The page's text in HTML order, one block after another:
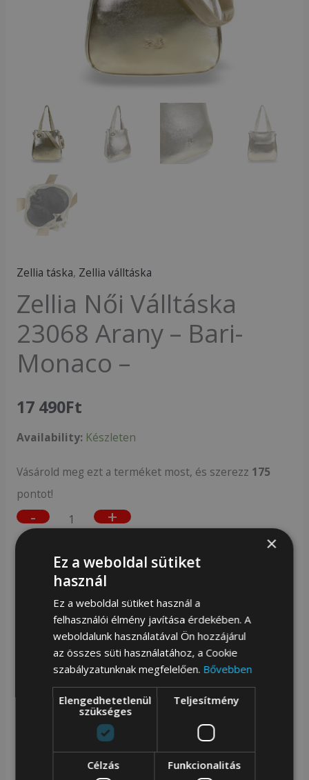
Zellia táska, Zellia válltáska
Zellia Női Válltáska
23068 Arany – Bari-
Monaco –
17 490Ft
Availability: Készleten
Vásárold meg ezt a terméket most, és szerezz 175
pontot!
-
mennyiség
+
Kosárba teszem
Mérete
Ma:34 | Sz: 33 | Mé: 12 Cm
Zellia Közepes Méretű Szuper Válltáska ,Méretét
Tekintve Igazi Hétköznapi Gyorsan Felkapom És
Megyek Táska ,Kényelmes Vállpánt Igény Szerint
×
Ez a weboldal sütiket
használ
Ez a weboldal sütiket használ a
felhasználói élmény javítása érdekében. A
weboldalunk használatával Ön hozzájárul
az összes süti használatához, a Cookie
szabályzatunknak megfelelően. Bővebben
Elengedhetetlenül
szükséges
Teljesítmény
Célzás Funkcionalitás